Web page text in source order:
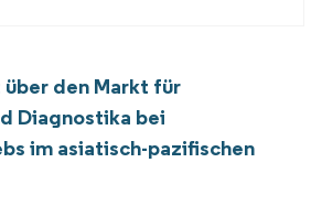
den Markt für
Diagnostika bei
im asiatisch-pazifischen